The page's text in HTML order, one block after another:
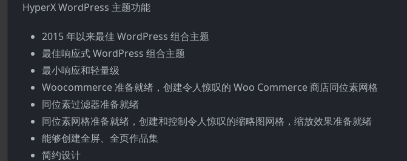
HyperX WordPress 主题功能
2015 年以来最佳 WordPress 组合主题
最佳响应式 WordPress 组合主题
最小响应和轻量级
Woocommerce 准备就绪，创建令人惊叹的 Woo Commerce 商店同位素网格
同位素过滤器准备就绪
同位素网格准备就绪，创建和控制令人惊叹的缩略图网格，缩放效果准备就绪
能够创建全屏、全页作品集
简约设计